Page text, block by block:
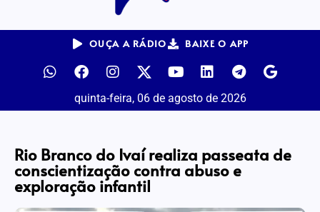
OUÇA A RÁDIO BAIXE O APP
quinta-feira, 06 de agosto de 2026
Rio Branco do Ivaí realiza passeata de
conscientização contra abuso e
exploração infantil